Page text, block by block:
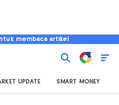
membaca artikel
UPDATE SMART MONEY